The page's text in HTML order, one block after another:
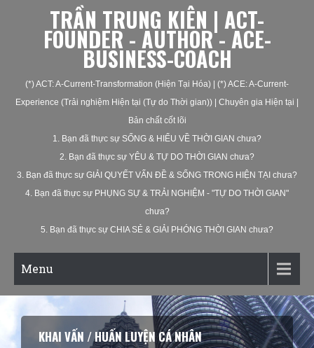
TRẦN TRUNG KIÊN | ACT-
FOUNDER - AUTHOR - ACE-
BUSINESS-COACH
(*) ACT: A-Current-Transformation (Hiện Tại Hóa) | (*) ACE: A-Current-
Experience (Trải nghiệm Hiện tại (Tự do Thời gian)) | Chuyên gia Hiện tại |
Bản chất cốt lõi
1. Bạn đã thực sự SỐNG & HIỂU VỀ THỜI GIAN chưa?
2. Bạn đã thực sự YÊU & TỰ DO THỜI GIAN chưa?
3. Bạn đã thực sự GIẢI QUYẾT VẤN ĐỀ & SỐNG TRONG HIỆN TẠI chưa?
4. Bạn đã thực sự PHỤNG SỰ & TRẢI NGHIỆM - "TỰ DO THỜI GIAN"
chưa?
5. Bạn đã thực sự CHIA SẺ & GIẢI PHÓNG THỜI GIAN chưa?
Menu
KHAI VẤN / HUẤN LUYỆN CÁ NHÂN